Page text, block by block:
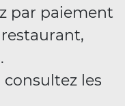
par paiement
les